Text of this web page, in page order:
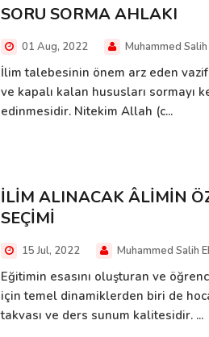
SORU SORMA AHLAKI
01 Aug, 2022 Muhammed Salih
İlim talebesinin önem arz eden
ve kapalı kalan hususları sormayı
edinmesidir. Nitekim Allah (c...
İLİM ALINACAK ÂLİMİN
SEÇİMİ
15 Jul, 2022 Muhammed Salih
Eğitimin esasını oluşturan ve
için temel dinamiklerden biri de
takvası ve ders sunum kalitesidir. ...